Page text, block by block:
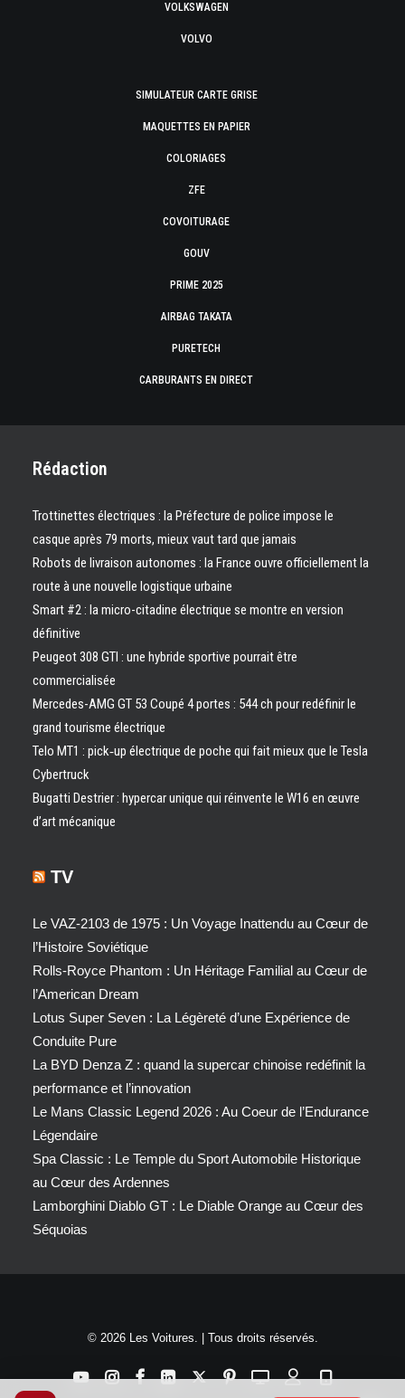
VOLKSWAGEN
VOLVO
SIMULATEUR CARTE GRISE
MAQUETTES EN PAPIER
COLORIAGES
ZFE
COVOITURAGE
GOUV
PRIME 2025
AIRBAG TAKATA
PURETECH
CARBURANTS EN DIRECT
Rédaction
Trottinettes électriques : la Préfecture de police impose le
casque après 79 morts, mieux vaut tard que jamais
Robots de livraison autonomes : la France ouvre officiellement la
route à une nouvelle logistique urbaine
Smart #2 : la micro-citadine électrique se montre en version
définitive
Peugeot 308 GTI : une hybride sportive pourrait être
commercialisée
Mercedes-AMG GT 53 Coupé 4 portes : 544 ch pour redéfinir le
grand tourisme électrique
Telo MT1 : pick‑up électrique de poche qui fait mieux que le Tesla
Cybertruck
Bugatti Destrier : hypercar unique qui réinvente le W16 en œuvre
d’art mécanique
TV
Le VAZ-2103 de 1975 : Un Voyage Inattendu au Cœur de
l’Histoire Soviétique
Rolls-Royce Phantom : Un Héritage Familial au Cœur de
l’American Dream
Lotus Super Seven : La Légèreté d’une Expérience de
Conduite Pure
La BYD Denza Z : quand la supercar chinoise redéfinit la
performance et l’innovation
Le Mans Classic Legend 2026 : Au Coeur de l’Endurance
Légendaire
Spa Classic : Le Temple du Sport Automobile Historique
au Cœur des Ardennes
Lamborghini Diablo GT : Le Diable Orange au Cœur des
Séquoias
© 2026 Les Voitures. | Tous droits réservés.